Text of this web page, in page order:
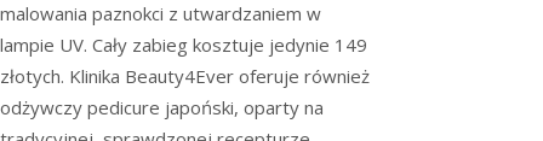
malowania paznokci z utwardzaniem w
lampie UV. Cały zabieg kosztuje jedynie 149
złotych. Klinika Beauty4Ever oferuje również
odżywczy pedicure japoński, oparty na